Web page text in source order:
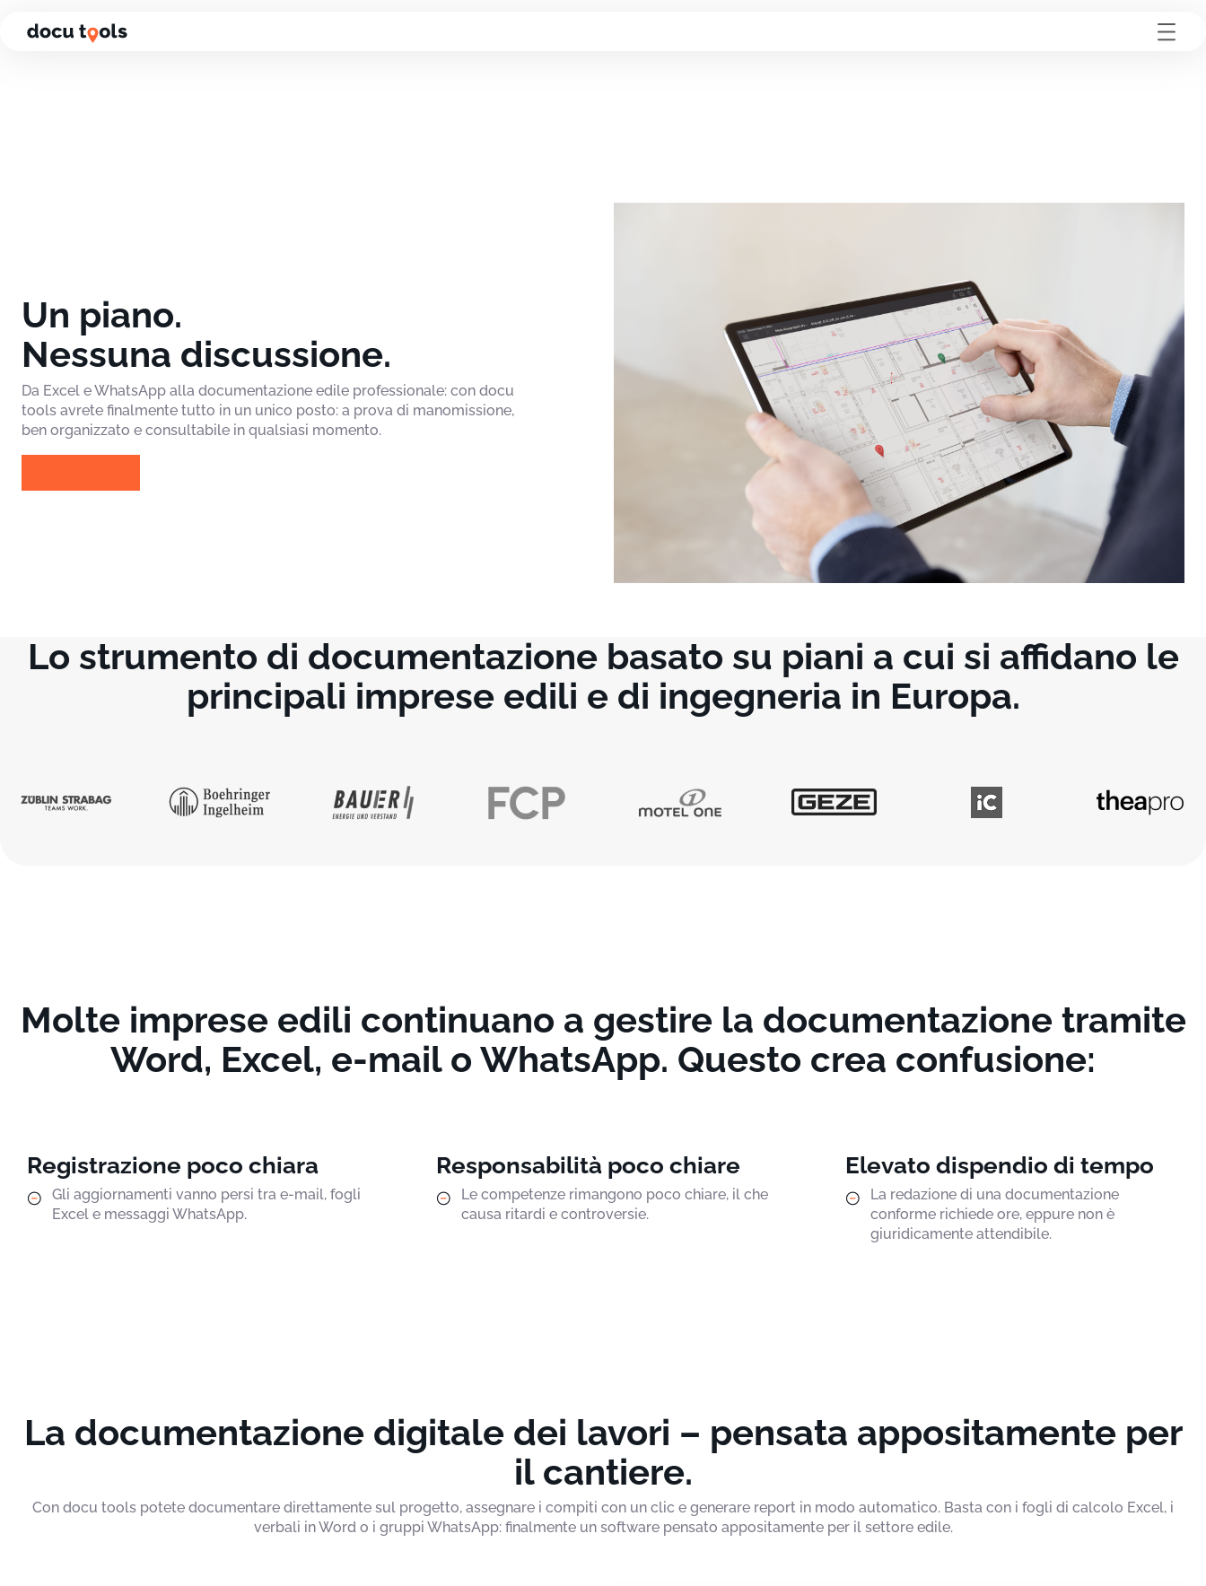
Vai al contenuto della pagina
Un piano.
Nessuna discussione.
Da Excel e WhatsApp alla documentazione edile professionale: con docu
tools avrete finalmente tutto in un unico posto: a prova di manomissione,
ben organizzato e consultabile in qualsiasi momento.
Lo strumento di documentazione basato su piani a cui si affidano le
principali imprese edili e di ingegneria in Europa.
Molte imprese edili continuano a gestire la documentazione tramite
Word, Excel, e-mail o WhatsApp. Questo crea confusione:
Registrazione poco chiara
Gli aggiornamenti vanno persi tra e-mail, fogli
Excel e messaggi WhatsApp.
Responsabilità poco chiare
Le competenze rimangono poco chiare, il che
causa ritardi e controversie.
Elevato dispendio di tempo
La redazione di una documentazione
conforme richiede ore, eppure non è
giuridicamente attendibile.
La documentazione digitale dei lavori – pensata appositamente per
il cantiere.
Con docu tools potete documentare direttamente sul progetto, assegnare i compiti con un clic e generare report in modo automatico. Basta con i fogli di calcolo Excel, i
verbali in Word o i gruppi WhatsApp: finalmente un software pensato appositamente per il settore edile.